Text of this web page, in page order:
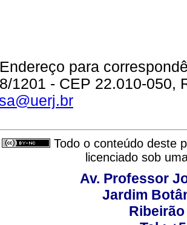
para
1201 - CEP 22.010-050,
Todo o conteúdo deste
licenciado sob
Av. Professor
Jardim